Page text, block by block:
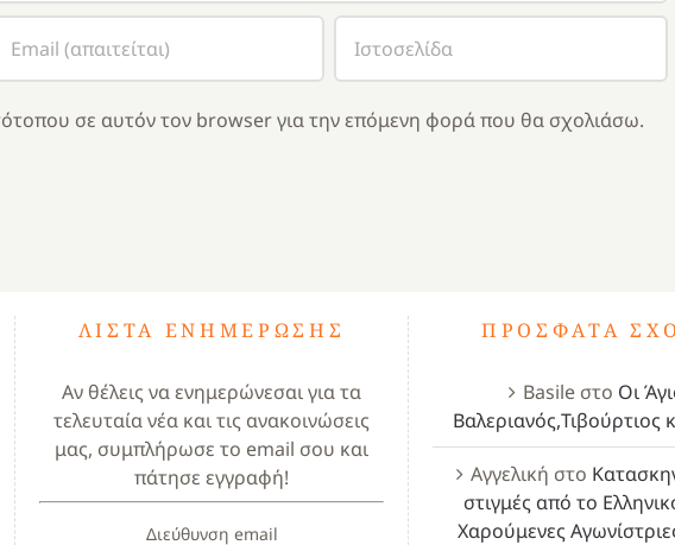
σε αυτόν τον browser για την επόμενη φορά που θα σχολιάσω.
ΛΊΣΤΑ ΕΝΗΜΈΡΩΣΗΣ
Αν θέλεις να ενημερώνεσαι για τα
τελευταία νέα και τις ανακοινώσεις
μας, συμπλήρωσε το email σου και
πάτησε εγγραφή!
Διεύθυνση email
ΠΡΌΣΦΑΤΑ
Basileστο Οι
Βαλεριανός,Τιβούρτιος
Αγγελική στο
στιγμές από το
Χαρούμενες